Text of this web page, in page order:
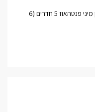
למכירה ברחוב נחל דן מיני פנטהאוז 5 חדרים (6